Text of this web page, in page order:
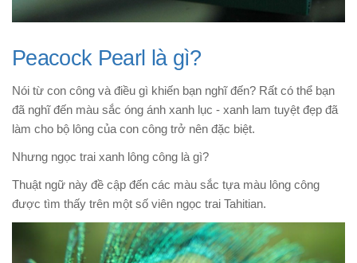
Peacock Pearl là gì?
Nói từ con công và điều gì khiến bạn nghĩ đến? Rất có thể bạn
đã nghĩ đến màu sắc óng ánh xanh lục - xanh lam tuyệt đẹp đã
làm cho bộ lông của con công trở nên đặc biệt.
Nhưng ngọc trai xanh lông công là gì?
Thuật ngữ này đề cập đến các màu sắc tựa màu lông công
được tìm thấy trên một số viên ngọc trai Tahitian.